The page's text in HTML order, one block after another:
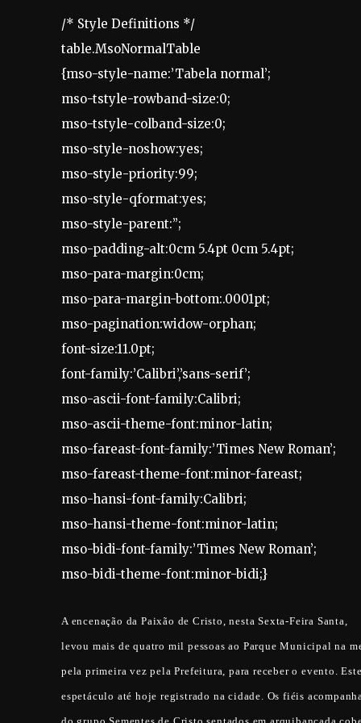
/* Style Definitions */
table.MsoNormalTable
{mso-style-name:’Tabela normal’;
mso-tstyle-rowband-size:0;
mso-tstyle-colband-size:0;
mso-style-noshow:yes;
mso-style-priority:99;
mso-style-qformat:yes;
mso-style-parent:”;
mso-padding-alt:0cm 5.4pt 0cm 5.4pt;
mso-para-margin:0cm;
mso-para-margin-bottom:.0001pt;
mso-pagination:widow-orphan;
font-size:11.0pt;
font-family:’Calibri’,’sans-serif’;
mso-ascii-font-family:Calibri;
mso-ascii-theme-font:minor-latin;
mso-fareast-font-family:’Times New Roman’;
mso-fareast-theme-font:minor-fareast;
mso-hansi-font-family:Calibri;
mso-hansi-theme-font:minor-latin;
mso-bidi-font-family:’Times New Roman’;
mso-bidi-theme-font:minor-bidi;}
A encenação da Paixão de Cristo, nesta Sexta-Feira Santa,
levou mais de quatro mil pessoas ao Parque Municipal na
pela primeira vez pela Prefeitura, para receber o evento.
espetáculo até hoje registrado na cidade. Os fiéis